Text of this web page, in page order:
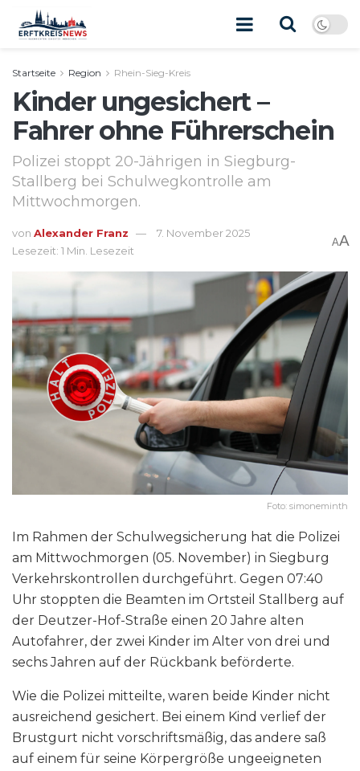
Startseite Region Rhein-Sieg-Kreis
Kinder ungesichert –
Fahrer ohne Führerschein
Polizei stoppt 20-Jährigen in Siegburg-
Stallberg bei Schulwegkontrolle am
Mittwochmorgen.
von Alexander Franz
7. November 2025
Lesezeit: 1 Min. Lesezeit
AA
Foto: simoneminth
Im Rahmen der Schulwegsicherung hat die Polizei
am Mittwochmorgen (05. November) in Siegburg
Verkehrskontrollen durchgeführt. Gegen 07:40
Uhr stoppten die Beamten im Ortsteil Stallberg auf
der Deutzer-Hof-Straße einen 20 Jahre alten
Autofahrer, der zwei Kinder im Alter von drei und
sechs Jahren auf der Rückbank beförderte.
Wie die Polizei mitteilte, waren beide Kinder nicht
ausreichend gesichert. Bei einem Kind verlief der
Brustgurt nicht vorschriftsmäßig, das andere saß
auf einem für seine Körpergröße ungeeigneten